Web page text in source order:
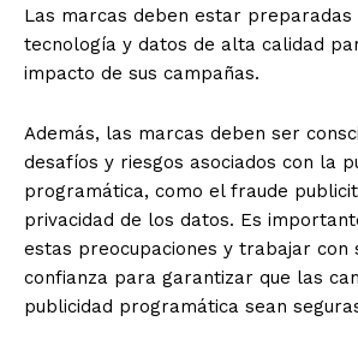
Las marcas deben estar
tecnología y datos de alta calidad
impacto de sus campañas.
Además, las marcas deben ser
desafíos y riesgos asociados con la
programática, como el fraude
privacidad de los datos. Es
estas preocupaciones y trabajar con
confianza para garantizar que las
publicidad programática sean